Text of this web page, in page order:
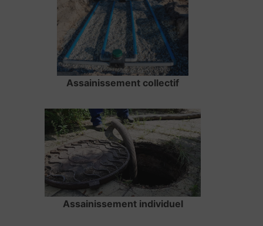
Assainissement collectif
Assainissement individuel